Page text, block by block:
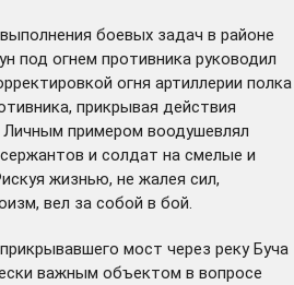
боевых задач в районе
под огнем противника руководил
огня артиллерии полка
прикрывая действия
примером воодушевлял
и солдат на смелые и
жизнью, не жалея сил,
вел за собой в бой.
мост через реку Буча
важным объектом в вопросе